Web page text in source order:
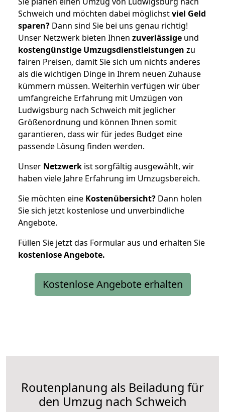
Schweich und möchten dabei möglichstviel Geld
sparen? Dann sind Sie bei uns genau richtig!
Unser Netzwerk bieten Ihnen zuverlässige und
kostengünstige Umzugsdienstleistungen zu
fairen Preisen, damit Sie sich um nichts anderes
als die wichtigen Dinge in Ihrem neuen Zuhause
kümmern müssen. Weiterhin verfügen wir über
umfangreiche Erfahrung mit Umzügen von
Ludwigsburg nach Schweich mit jeglicher
Größenordnung und können Ihnen somit
garantieren, dass wir für jedes Budget eine
passende Lösung finden werden.
Unser Netzwerk ist sorgfältig ausgewählt, wir
haben viele Jahre Erfahrung im Umzugsbereich.
Sie möchten eine Kostenübersicht? Dann holen
Sie sich jetzt kostenlose und unverbindliche
Angebote.
Füllen Sie jetzt das Formular aus und erhalten Sie
kostenloseAngebote.
Kostenlose Angebote erhalten
Routenplanung als Beiladung für
den Umzug nach Schweich